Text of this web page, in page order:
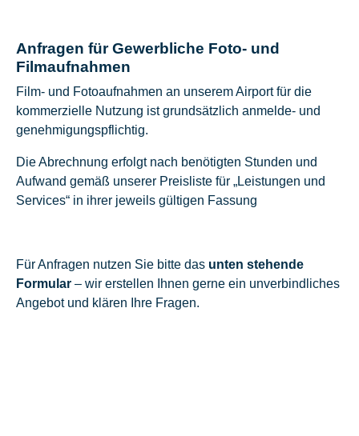
Anfragen für Gewerbliche Foto- und
Filmaufnahmen
Film- und Fotoaufnahmen an unserem Airport für die
kommerzielle Nutzung ist grundsätzlich anmelde- und
genehmigungspflichtig.
Die Abrechnung erfolgt nach benötigten Stunden und
Aufwand gemäß unserer Preisliste für „Leistungen und
Services“ in ihrer jeweils gültigen Fassung
Für Anfragen nutzen Sie bitte das unten stehende
Formular – wir erstellen Ihnen gerne ein unverbindliches
Angebot und klären Ihre Fragen.